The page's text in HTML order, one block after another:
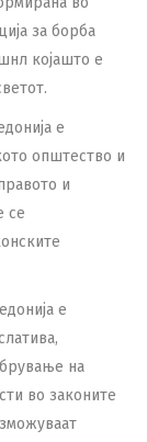
за борба
којашто е
e
општество и
и
се
е
на
во законите